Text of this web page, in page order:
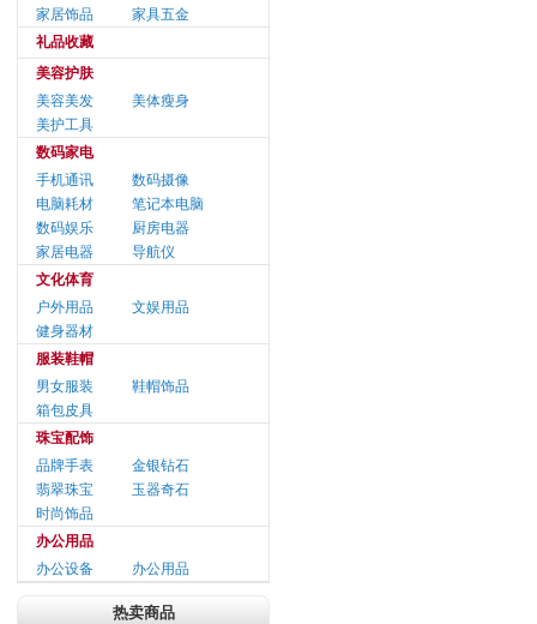
家居饰品
家具五金
礼品收藏
美容护肤
美容美发
美体瘦身
美护工具
数码家电
手机通讯
数码摄像
电脑耗材
笔记本电脑
数码娱乐
厨房电器
家居电器
导航仪
文化体育
户外用品
文娱用品
健身器材
服装鞋帽
男女服装
鞋帽饰品
箱包皮具
珠宝配饰
品牌手表
金银钻石
翡翠珠宝
玉器奇石
时尚饰品
办公用品
办公设备
办公用品
热卖商品